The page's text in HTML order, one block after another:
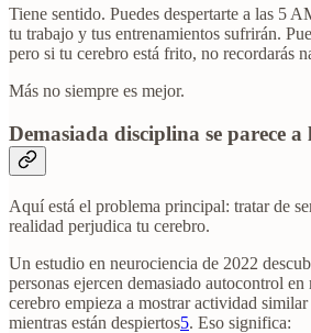
Tiene sentido. Puedes despertarte a las 5
tu trabajo y tus entrenamientos sufrirán.
pero si tu cerebro está frito, no recordarás
Más no siempre es mejor.
Demasiada disciplina se parece a
Aquí está el problema principal: tratar de
realidad perjudica tu cerebro.
Un estudio en neurociencia de 2022
personas ejercen demasiado autocontrol en
cerebro empieza a mostrar actividad
mientras están despiertos5. Eso significa: